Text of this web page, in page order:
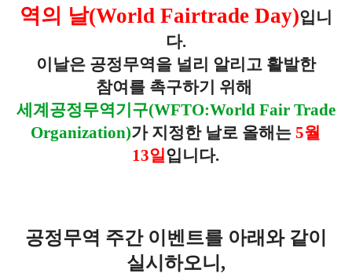
역의 날(World Fairtrade Day)입니
다.
이날은 공정무역을 널리 알리고 활발한
참여를 촉구하기 위해
세계공정무역기구(WFTO:World Fair Trade
Organization)가 지정한 날로 올해는5월
13일입니다.
공정무역 주간 이벤트를 아래와 같이
실시하오니,